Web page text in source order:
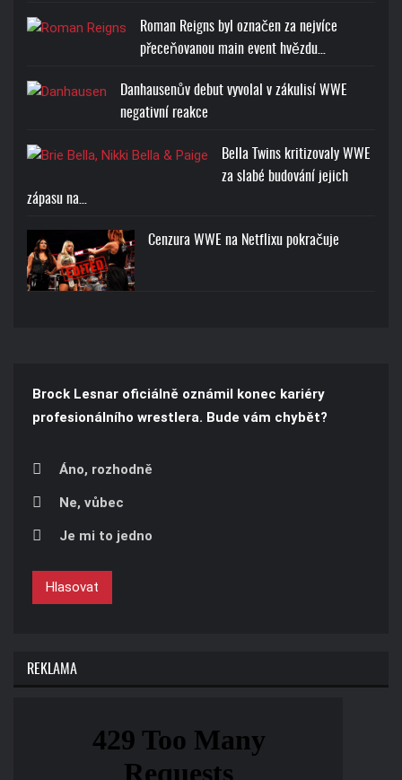
Roman Reigns byl označen za nejvíce
přeceňovanou main event hvězdu…
Danhausenův debut vyvolal v zákulisí WWE
negativní reakce
Bella Twins kritizovaly WWE
za slabé budování jejich
zápasu na…
Cenzura WWE na Netflixu pokračuje
Brock Lesnar oficiálně oznámil konec kariéry
profesionálního wrestlera. Bude vám chybět?
Áno, rozhodně
Ne, vůbec
Je mi to jedno
Hlasovat
REKLAMA